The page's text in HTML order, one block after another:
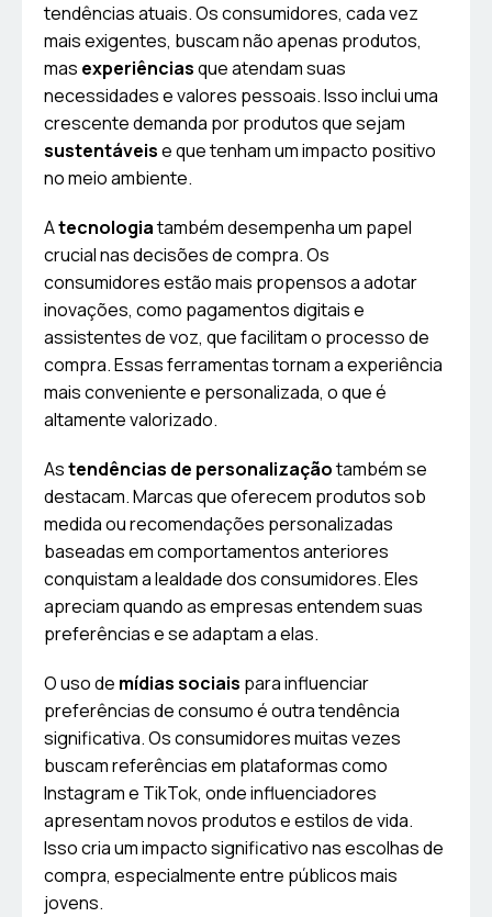
tendências atuais. Os consumidores, cada vez
mais exigentes, buscam não apenas produtos,
mas experiênciasque atendam suas
necessidades e valores pessoais. Isso inclui uma
crescente demanda por produtos que sejam
sustentáveise que tenham um impacto positivo
no meio ambiente.
Atecnologiatambém desempenha um papel
crucial nas decisões de compra. Os
consumidores estão mais propensos a adotar
inovações, como pagamentos digitais e
assistentes de voz, que facilitam o processo de
compra. Essas ferramentas tornam a experiência
mais conveniente e personalizada, o que é
altamente valorizado.
Astendências de personalizaçãotambém se
destacam. Marcas que oferecem produtos sob
medida ou recomendações personalizadas
baseadas em comportamentos anteriores
conquistam a lealdade dos consumidores. Eles
apreciam quando as empresas entendem suas
preferências e se adaptam a elas.
O uso de mídias sociais para influenciar
preferências de consumo é outra tendência
significativa. Os consumidores muitas vezes
buscam referências em plataformas como
Instagram e TikTok, onde influenciadores
apresentam novos produtos e estilos de vida.
Isso cria um impacto significativo nas escolhas de
compra, especialmente entre públicos mais
jovens.